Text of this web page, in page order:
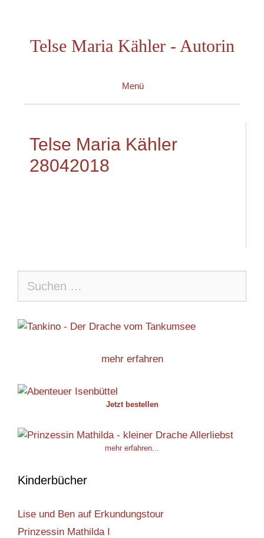
springenTelse Maria Kähler - Autorin
Menü
Telse Maria Kähler
28042018
nach:
mehr erfahren
Jetzt bestellen
mehr erfahren...
Kinderbücher
Lise und Ben auf Erkundungstour
Prinzessin Mathilda I